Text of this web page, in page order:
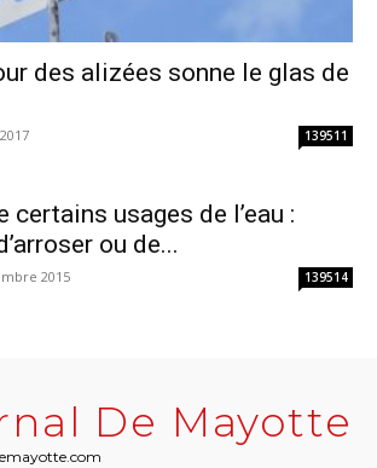
des alizées sonne le glas de
139511
usages de l’eau :
ou de...
2015 139514
De Mayotte